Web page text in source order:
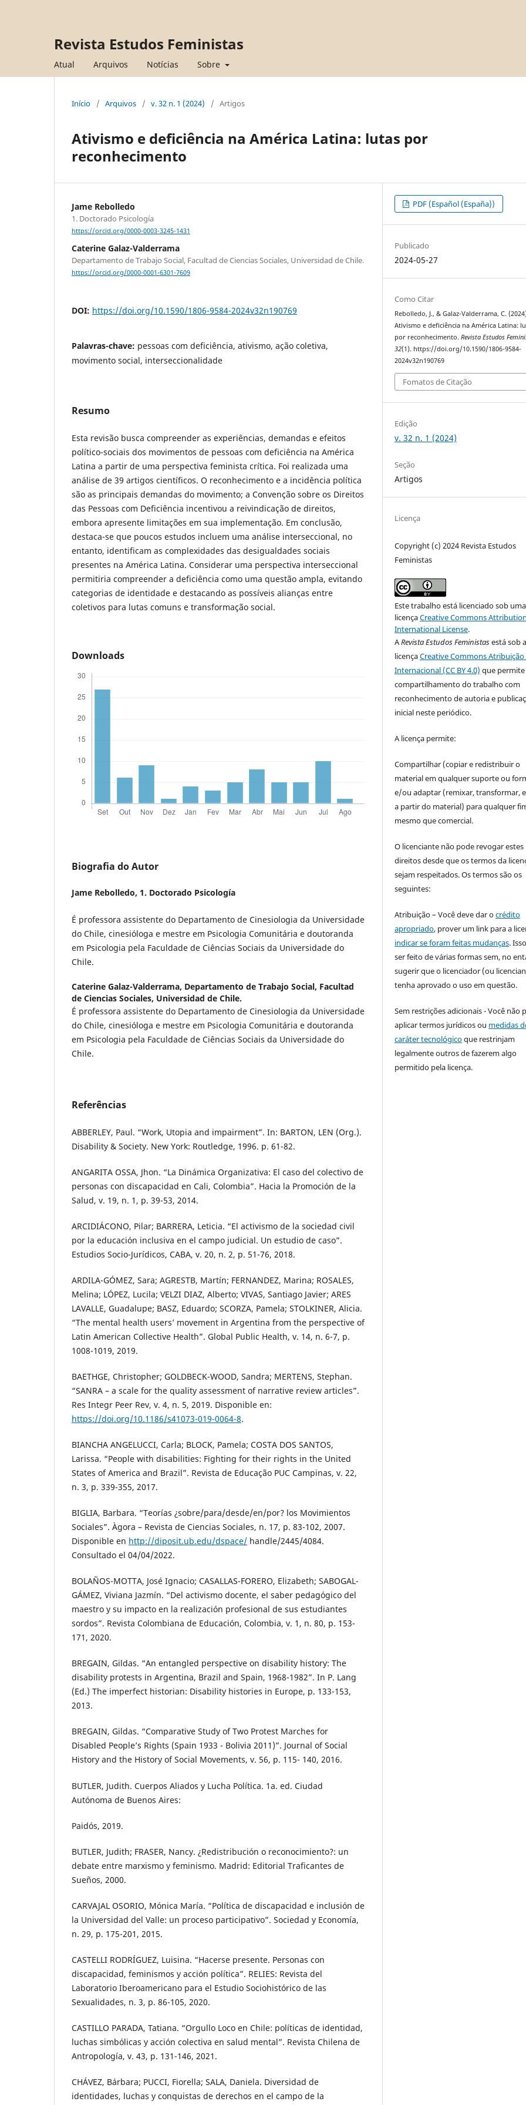
Revista Estudos Feministas
Atual Arquivos Notícias Sobre
Início / Arquivos / v. 32 n. 1 (2024) / Artigos
Ativismo e deficiência na América Latina: lutas por
reconhecimento
Jame Rebolledo
1. Doctorado Psicología
https://orcid.org/0000-0003-3245-1431
Caterine Galaz-Valderrama
Departamento de Trabajo Social, Facultad de Ciencias Sociales, Universidad de Chile.
https://orcid.org/0000-0001-6301-7609
DOI: https://doi.org/10.1590/1806-9584-2024v32n190769
Palavras-chave: pessoas com deficiência, ativismo, ação coletiva,
movimento social, interseccionalidade
Resumo
Esta revisão busca compreender as experiências, demandas e efeitos
político-sociais dos movimentos de pessoas com deficiência na América
Latina a partir de uma perspectiva feminista crítica. Foi realizada uma
análise de 39 artigos científicos. O reconhecimento e a incidência política
são as principais demandas do movimento; a Convenção sobre os Direitos
das Pessoas com Deficiência incentivou a reivindicação de direitos,
embora apresente limitações em sua implementação. Em conclusão,
destaca-se que poucos estudos incluem uma análise interseccional, no
entanto, identificam as complexidades das desigualdades sociais
presentes na América Latina. Considerar uma perspectiva interseccional
permitiria compreender a deficiência como uma questão ampla, evitando
categorias de identidade e destacando as possíveis alianças entre
coletivos para lutas comuns e transformação social.
Downloads
Biografia do Autor
Jame Rebolledo, 1. Doctorado Psicología
É professora assistente do Departamento de Cinesiologia da Universidade
do Chile, cinesióloga e mestre em Psicologia Comunitária e doutoranda
em Psicologia pela Faculdade de Ciências Sociais da Universidade do
Chile.
Caterine Galaz-Valderrama, Departamento de Trabajo Social, Facultad
de Ciencias Sociales, Universidad de Chile.
É professora assistente do Departamento de Cinesiologia da Universidade
do Chile, cinesióloga e mestre em Psicologia Comunitária e doutoranda
em Psicologia pela Faculdade de Ciências Sociais da Universidade do
Chile.
Referências
ABBERLEY, Paul. “Work, Utopia and impairment”. In: BARTON, LEN (Org.).
Disability & Society. New York: Routledge, 1996. p. 61-82.
ANGARITA OSSA, Jhon. “La Dinámica Organizativa: El caso del colectivo de
personas con discapacidad en Cali, Colombia”. Hacia la Promoción de la
Salud, v. 19, n. 1, p. 39-53, 2014.
ARCIDIÁCONO, Pilar; BARRERA, Leticia. “El activismo de la sociedad civil
por la educación inclusiva en el campo judicial. Un estudio de caso”.
Estudios Socio-Jurídicos, CABA, v. 20, n. 2, p. 51-76, 2018.
ARDILA-GÓMEZ, Sara; AGRESTB, Martín; FERNANDEZ, Marina; ROSALES,
Melina; LÓPEZ, Lucila; VELZI DIAZ, Alberto; VIVAS, Santiago Javier; ARES
LAVALLE, Guadalupe; BASZ, Eduardo; SCORZA, Pamela; STOLKINER, Alicia.
“The mental health users’ movement in Argentina from the perspective of
Latin American Collective Health”. Global Public Health, v. 14, n. 6-7, p.
1008-1019, 2019.
BAETHGE, Christopher; GOLDBECK-WOOD, Sandra; MERTENS, Stephan.
“SANRA – a scale for the quality assessment of narrative review articles”.
Res Integr Peer Rev, v. 4, n. 5, 2019. Disponible en:
https://doi.org/10.1186/s41073-019-0064-8.
BIANCHA ANGELUCCI, Carla; BLOCK, Pamela; COSTA DOS SANTOS,
Larissa. “People with disabilities: Fighting for their rights in the United
States of America and Brazil”. Revista de Educação PUC Campinas, v. 22,
n. 3, p. 339-355, 2017.
BIGLIA, Barbara. “Teorías ¿sobre/para/desde/en/por? los Movimientos
Sociales”. Àgora – Revista de Ciencias Sociales, n. 17, p. 83-102, 2007.
Disponible en http://diposit.ub.edu/dspace/ handle/2445/4084.
Consultado el 04/04/2022.
BOLAÑOS-MOTTA, José Ignacio; CASALLAS-FORERO, Elizabeth; SABOGAL-
GÁMEZ, Viviana Jazmín. “Del activismo docente, el saber pedagógico del
maestro y su impacto en la realización profesional de sus estudiantes
sordos”. Revista Colombiana de Educación, Colombia, v. 1, n. 80, p. 153-
171, 2020.
BREGAIN, Gildas. “An entangled perspective on disability history: The
disability protests in Argentina, Brazil and Spain, 1968-1982”. In P. Lang
(Ed.) The imperfect historian: Disability histories in Europe, p. 133-153,
2013.
BREGAIN, Gildas. “Comparative Study of Two Protest Marches for
Disabled People’s Rights (Spain 1933 - Bolivia 2011)”. Journal of Social
History and the History of Social Movements, v. 56, p. 115- 140, 2016.
BUTLER, Judith. Cuerpos Aliados y Lucha Política. 1a. ed. Ciudad
Autónoma de Buenos Aires:
Paidós, 2019.
BUTLER, Judith; FRASER, Nancy. ¿Redistribución o reconocimiento?: un
debate entre marxismo y feminismo. Madrid: Editorial Traficantes de
Sueños, 2000.
CARVAJAL OSORIO, Mónica María. “Política de discapacidad e inclusión de
la Universidad del Valle: un proceso participativo”. Sociedad y Economía,
n. 29, p. 175-201, 2015.
CASTELLI RODRÍGUEZ, Luisina. “Hacerse presente. Personas con
discapacidad, feminismos y acción política”. RELIES: Revista del
Laboratorio Iberoamericano para el Estudio Sociohistórico de las
Sexualidades, n. 3, p. 86-105, 2020.
CASTILLO PARADA, Tatiana. “Orgullo Loco en Chile: políticas de identidad,
luchas simbólicas y acción colectiva en salud mental”. Revista Chilena de
Antropología, v. 43, p. 131-146, 2021.
CHÁVEZ, Bárbara; PUCCI, Fiorella; SALA, Daniela. Diversidad de
identidades, luchas y conquistas de derechos en el campo de la
PDF (Español (España))
Publicado
2024-05-27
Como Citar
Rebolledo, J., & Galaz-Valderrama, C.
Ativismo e deficiência na América Latina:
por reconhecimento.Revista Estudos
32(1). https://doi.org/10.1590/1806-9584-
2024v32n190769
Fomatos de Citação
Edição
v. 32 n. 1 (2024)
Seção
Artigos
Licença
Copyright (c) 2024 Revista Estudos
Feministas
Este trabalho está licenciado sob uma
licençaCreative Commons
International License.
ARevista Estudos Feministasestá sob a
licençaCreative Commons Atribuição
Internacional (CC BY 4.0) que
compartilhamento do trabalho com
reconhecimento de autoria e
inicial neste periódico.
A licença permite:
Compartilhar (copiar e redistribuir o
material em qualquer suporte ou
e/ou adaptar (remixar, transformar,
a partir do material) para qualquer
mesmo que comercial.
O licenciante não pode revogar estes
direitos desde que os termos da
sejam respeitados. Os termos são os
seguintes:
Atribuição – Você deve dar ocrédito
apropriado, prover um link para a
indicar se foram feitas mudanças.
ser feito de várias formas sem, no
sugerir que o licenciador (ou
tenha aprovado o uso em questão.
Sem restrições adicionais - Você não
aplicar termos jurídicos ou medidas
caráter tecnológicoque restrinjam
legalmente outros de fazerem algo
permitido pela licença.